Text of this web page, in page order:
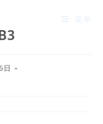
菜单
日